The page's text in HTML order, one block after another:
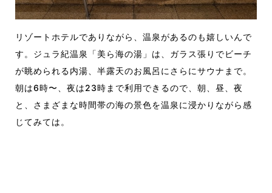
リゾートホテルでありながら、温泉があるのも嬉しいんで
す。ジュラ紀温泉「美ら海の湯」は、ガラス張りでビーチ
が眺められる内湯、半露天のお風呂にさらにサウナまで。
朝は6時〜、夜は23時まで利用できるので、朝、昼、夜
と、さまざまな時間帯の海の景色を温泉に浸かりながら感
じてみては。